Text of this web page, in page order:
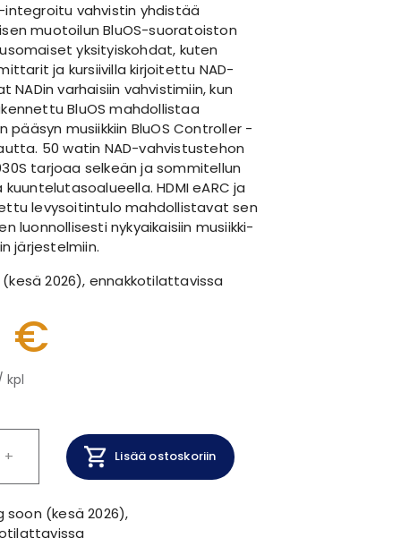
-integroitu vahvistin yhdistää
muotoilun BluOS-suoratoiston
yksityiskohdat, kuten
ja kursiivilla kirjoitettu NAD-
NADin varhaisiin vahvistimiin, kun
BluOS mahdollistaa
musiikkiin BluOS Controller -
50 watin NAD-vahvistustehon
tarjoaa selkeän ja sommitellun
HDMI eARC ja
levysoitintulo mahdollistavat sen
luonnollisesti nykyaikaisiin musiikki-
järjestelmiin.
2026), ennakkotilattavissa
€
kpl
+ Lisää ostoskoriin
soon (kesä 2026),